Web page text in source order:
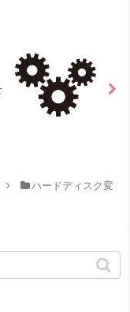
ハードディスク変